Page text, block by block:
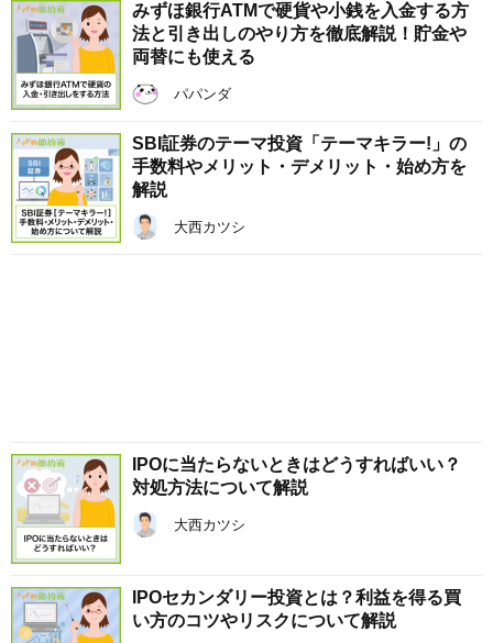
みずほ銀行ATMで硬貨や小銭を入金する方
法と引き出しのやり方を徹底解説！貯金や
両替にも使える
パパンダ
SBI証券のテーマ投資「テーマキラー!」の
手数料やメリット・デメリット・始め方を
解説
大西カツシ
IPOに当たらないときはどうすればいい？
対処方法について解説
大西カツシ
IPOセカンダリー投資とは？利益を得る買
い方のコツやリスクについて解説